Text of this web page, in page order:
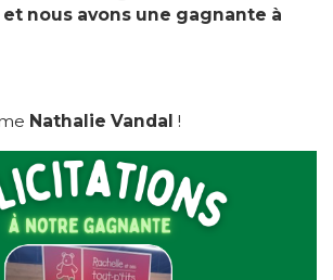
nous avons une gagnante à
Nathalie Vandal !